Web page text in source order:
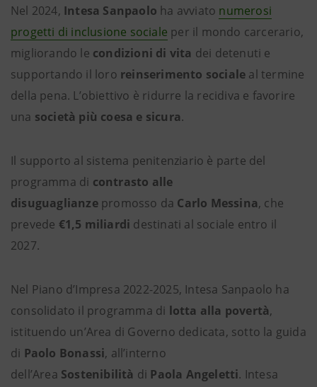
Nel 2024, Intesa Sanpaolo ha avviato numerosi
progetti di inclusione sociale per il mondo carcerario,
migliorando le condizioni di vita dei detenuti e
supportando il loro reinserimento sociale al termine
della pena. L’obiettivo è ridurre la recidiva e favorire
una società più coesa e sicura.
Il supporto al sistema penitenziario è parte del
programma di contrasto alle
disuguaglianzepromosso da Carlo Messina, che
prevede €1,5 miliardi destinati al sociale entro il
2027.
Nel Piano d’Impresa 2022-2025, Intesa Sanpaolo ha
consolidato il programma di lotta alla povertà,
istituendo un’Area di Governo dedicata, sotto la guida
di Paolo Bonassi, all’interno
dell’Area Sostenibilità di Paola Angeletti. Intesa